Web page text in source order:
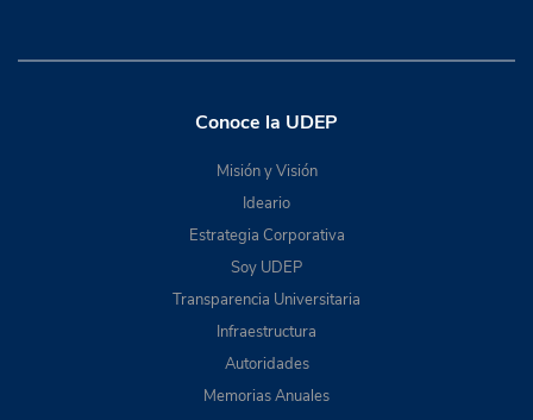
Conoce la UDEP
Misión y Visión
Ideario
Estrategia Corporativa
Soy UDEP
Transparencia Universitaria
Infraestructura
Autoridades
Memorias Anuales